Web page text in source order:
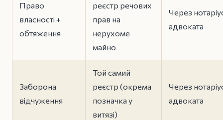
Право
власності +
обтяження
реєстр речових
прав на
нерухоме
майно
Через
адвоката
Заборона
відчуження
Той самий
реєстр (окрема
позначка у
витязі)
Через
адвоката